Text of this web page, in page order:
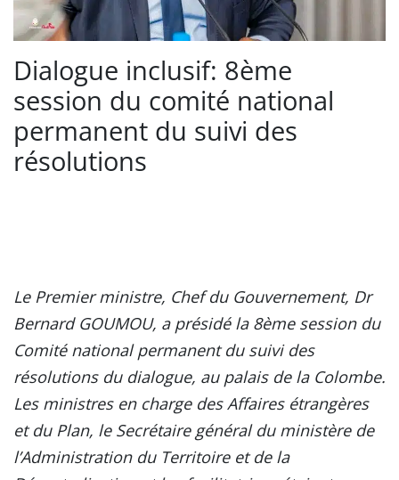
Dialogue inclusif: 8ème
session du comité national
permanent du suivi des
résolutions
Le Premier ministre, Chef du Gouvernement, Dr
Bernard GOUMOU, a présidé la 8ème session du
Comité national permanent du suivi des
résolutions du dialogue, au palais de la Colombe.
Les ministres en charge des Affaires étrangères
et du Plan, le Secrétaire général du ministère de
l’Administration du Territoire et de la